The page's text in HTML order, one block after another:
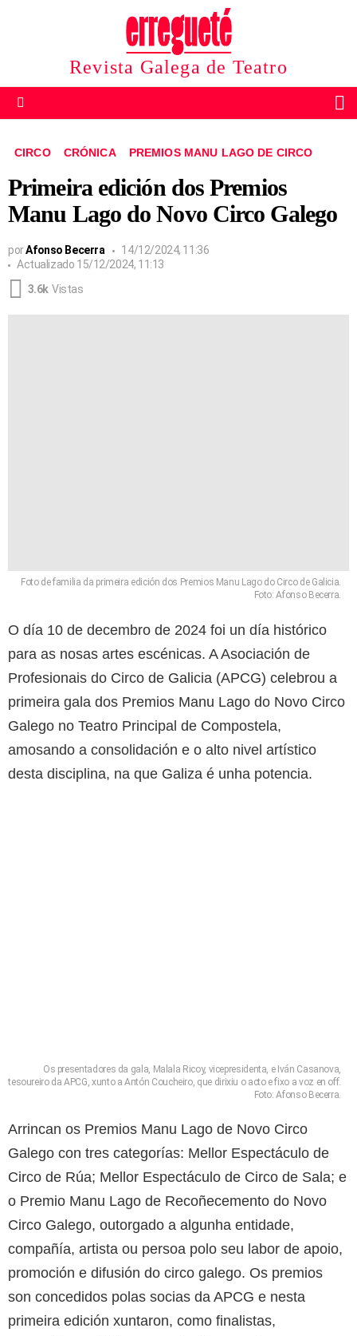
Revista Galega de Teatro
CIRCO CRÓNICA PREMIOS MANU LAGO DE CIRCO
Primeira edición dos Premios
Manu Lago do Novo Circo Galego
porAfonso Becerra
14/12/2024, 11:36
Actualizado 15/12/2024, 11:13
3.6k Vistas
Foto de familia da primeira edición dos Premios Manu Lago do Circo de Galicia.
Foto: Afonso Becerra.
O día 10 de decembro de 2024 foi un día histórico
para as nosas artes escénicas. A Asociación de
Profesionais do Circo de Galicia (APCG) celebrou a
primeira gala dos Premios Manu Lago do Novo Circo
Galego no Teatro Principal de Compostela,
amosando a consolidación e o alto nivel artístico
desta disciplina, na que Galiza é unha potencia.
Os presentadores da gala, Malala Ricoy, vicepresidenta, e Iván Casanova,
tesoureiro da APCG, xunto a Antón Coucheiro, que dirixiu o acto e fixo a voz en off.
Foto: Afonso Becerra.
Arrincan os Premios Manu Lago de Novo Circo
Galego con tres categorías: Mellor Espectáculo de
Circo de Rúa; Mellor Espectáculo de Circo de Sala; e
o Premio Manu Lago de Recoñecemento do Novo
Circo Galego, outorgado a algunha entidade,
compañía, artista ou persoa polo seu labor de apoio,
promoción e difusión do circo galego. Os premios
son concedidos polas socias da APCG e nesta
primeira edición xuntaron, como finalistas,